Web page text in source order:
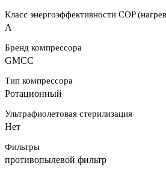
Класс энергоэффективности COP
A
Бренд компрессора
GMCC
Тип компрессора
Ротационный
Ультрафиолетовая стерилизация
Нет
Фильтры
противопылевой фильтр